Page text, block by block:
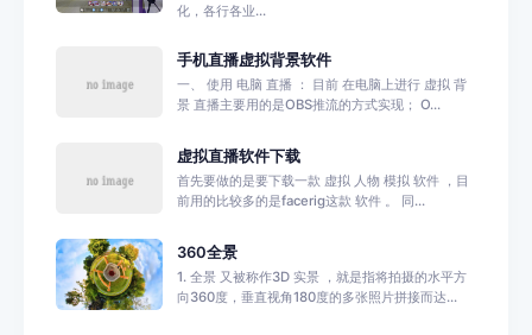
化，各行各业...
手机直播虚拟背景软件
一、 使用 电脑 直播 ： 目前 在电脑上进行 虚拟 背
景 直播主要用的是OBS推流的方式实现； O...
虚拟直播软件下载
首先要做的是要下载一款 虚拟 人物 模拟 软件 ，目
前用的比较多的是facerig这款 软件 。 同...
360全景
1. 全景 又被称作3D 实景 ，就是指将拍摄的水平方
向360度，垂直视角180度的多张照片拼接而达...